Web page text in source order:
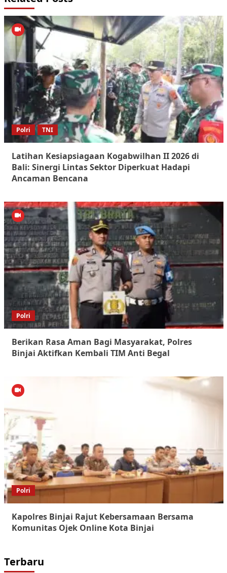
Polri TNI
Latihan Kesiapsiagaan Kogabwilhan II 2026 di
Bali: Sinergi Lintas Sektor Diperkuat Hadapi
Ancaman Bencana
Polri
Berikan Rasa Aman Bagi Masyarakat, Polres
Binjai Aktifkan Kembali TIM Anti Begal
Polri
Kapolres Binjai Rajut Kebersamaan Bersama
Komunitas Ojek Online Kota Binjai
Terbaru